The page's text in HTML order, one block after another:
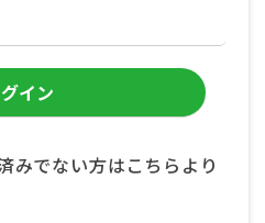
みでない方はこちらより